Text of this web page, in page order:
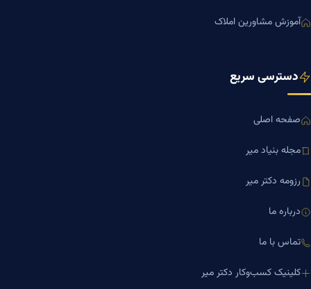
آموزش مشاورین املاک
دسترسی سریع
صفحه اصلی
مجله بنیاد میر
رزومه دکتر میر
درباره ما
تماس با ما
کلینیک کسب‌وکار دکتر میر